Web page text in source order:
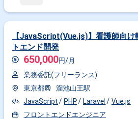
【JavaScript(Vue.js)】看護師向
トエンド開発
650,000円/月
業務委託(フリーランス)
東京都
溜池山王駅
JavaScript
PHP Laravel
Vue.js
フロントエンドエンジニア